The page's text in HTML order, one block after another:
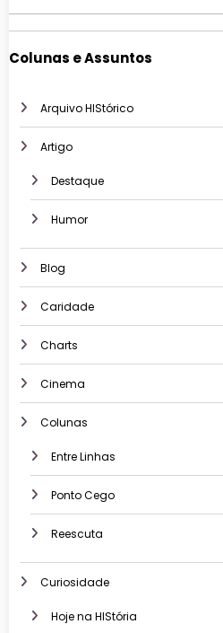
Colunas e Assuntos
Arquivo HIStórico
Artigo
Destaque
Humor
Blog
Caridade
Charts
Cinema
Colunas
Entre Linhas
Ponto Cego
Reescuta
Curiosidade
Hoje na HIStória